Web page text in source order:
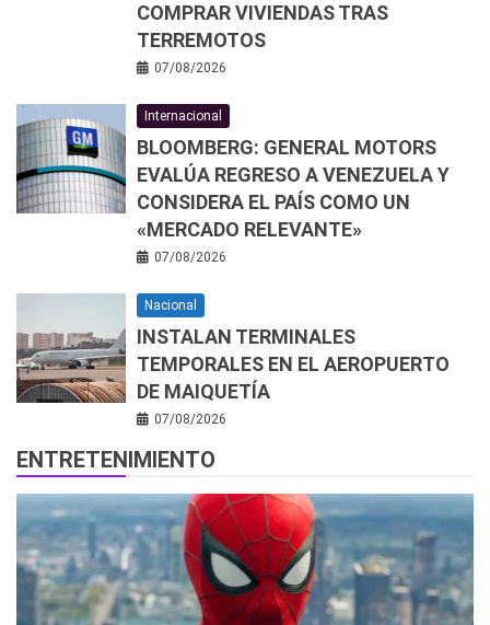
COMPRAR VIVIENDAS TRAS
TERREMOTOS
07/08/2026
Internacional
BLOOMBERG: GENERAL MOTORS
EVALÚA REGRESO A VENEZUELA Y
CONSIDERA EL PAÍS COMO UN
«MERCADO RELEVANTE»
07/08/2026
Nacional
INSTALAN TERMINALES
TEMPORALES EN EL AEROPUERTO
DE MAIQUETÍA
07/08/2026
ENTRETENIMIENTO